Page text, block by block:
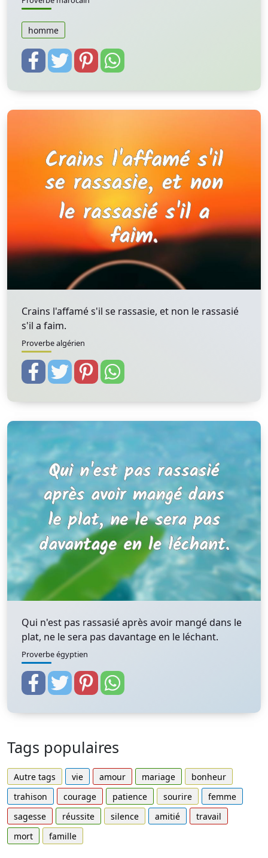
homme
Crains l'affamé s'il se rassasie, et non le rassasié
s'il a faim.
Proverbe algérien
Qui n'est pas rassasié après avoir mangé dans le
plat, ne le sera pas davantage en le léchant.
Proverbe égyptien
Tags populaires
Autre tags vie amour mariage
bonheur
trahison
courage patience sourire
femme
sagesse
réussite silence amitié
travail
mort
famille